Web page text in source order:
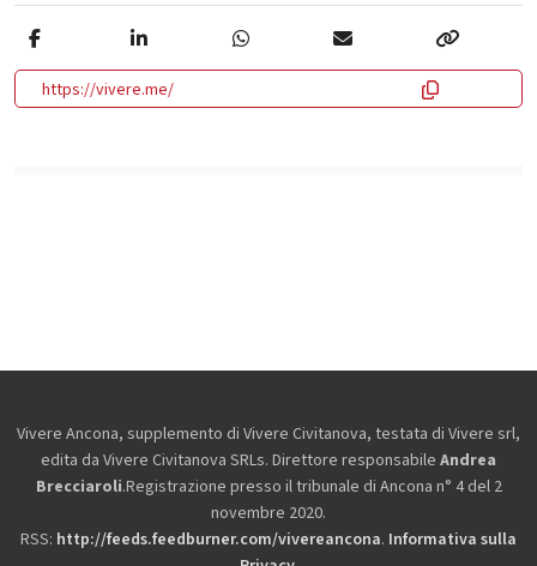
https://vivere.me/
Vivere Ancona, supplemento di Vivere Civitanova, testata di Vivere srl,
edita da Vivere Civitanova SRLs. Direttore responsabile Andrea
Brecciaroli.Registrazione presso il tribunale di Ancona n° 4 del 2
novembre 2020.
RSS: http://feeds.feedburner.com/vivereancona. Informativa sulla